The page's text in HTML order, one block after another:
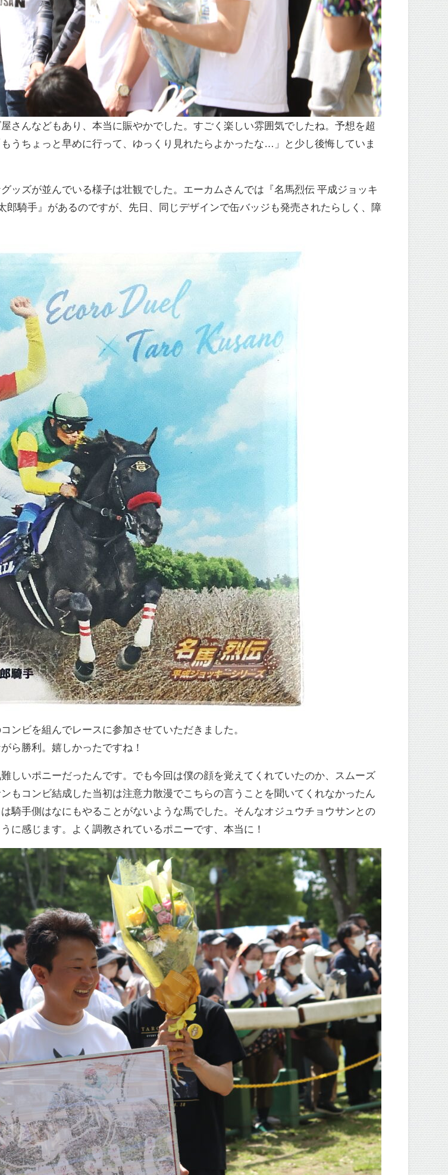
さんなどもあり、本当に賑やかでした。すごく楽しい雰囲気でしたね。予想を超
うちょっと早めに行って、ゆっくり見れたらよかったな…」と少し後悔していま
ッズが並んでいる様子は壮観でした。エーカムさんでは『名馬烈伝 平成ジョッキ
騎手』があるのですが、先日、同じデザインで缶バッジも発売されたらしく、障
ンビを組んでレースに参加させていただきました。
ら勝利。嬉しかったですね！
しいポニーだったんです。でも今回は僕の顔を覚えてくれていたのか、スムーズ
もコンビ結成した当初は注意力散漫でこちらの言うことを聞いてくれなかったん
騎手側はなにもやることがないような馬でした。そんなオジュウチョウサンとの
に感じます。よく調教されているポニーです、本当に！